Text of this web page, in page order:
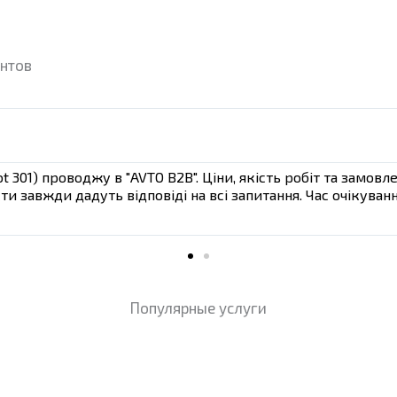
проводжу в "AVTO B2B". Ціни, якість робіт та
завжди дадуть відповіді на всі запитання. Час
Популярные услуги